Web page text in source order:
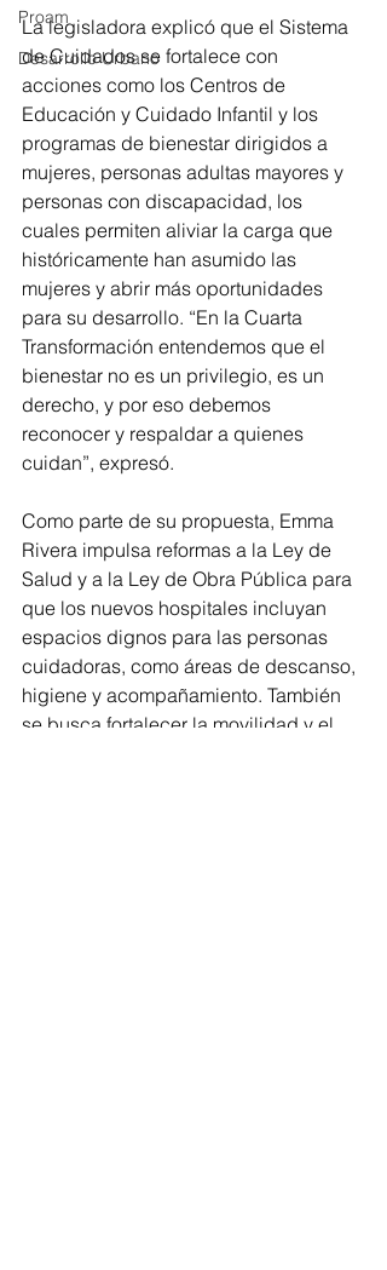
Proam
Desarrollo Urbano
La legisladora explicó que el Sistema
de Cuidados se fortalece con
acciones como los Centros de
Educación y Cuidado Infantil y los
programas de bienestar dirigidos a
mujeres, personas adultas mayores y
personas con discapacidad, los
cuales permiten aliviar la carga que
históricamente han asumido las
mujeres y abrir más oportunidades
para su desarrollo. “En la Cuarta
Transformación entendemos que el
bienestar no es un privilegio, es un
derecho, y por eso debemos
reconocer y respaldar a quienes
cuidan”, expresó.
Como parte de su propuesta, Emma
Rivera impulsa reformas a la Ley de
Salud y a la Ley de Obra Pública para
que los nuevos hospitales incluyan
espacios dignos para las personas
cuidadoras, como áreas de descanso,
higiene y acompañamiento. También
se busca fortalecer la movilidad y el